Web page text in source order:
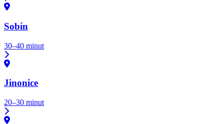
Sobín
30–40 minut
Jinonice
20–30 minut